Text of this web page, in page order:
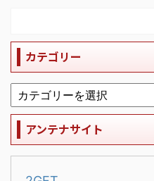
カテゴリー
アンテナサイト